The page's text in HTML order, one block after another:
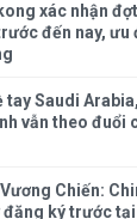
xác nhận
đến nay, ưu
tay Saudi
vẫn theo đuổi
Chiến:
đăng ký trước